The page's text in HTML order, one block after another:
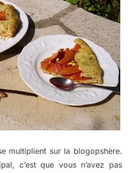
multiplient sur la blogopshère.
c’est que vous n’avez pas